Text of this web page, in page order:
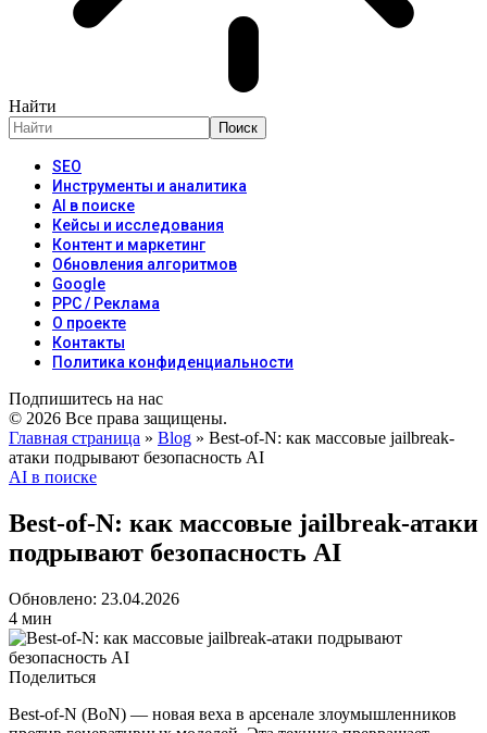
Найти
SEO
Инструменты и аналитика
AI в поиске
Кейсы и исследования
Контент и маркетинг
Обновления алгоритмов
Google
PPC / Реклама
О проекте
Контакты
Политика конфиденциальности
Подпишитесь на нас
© 2026 Все права защищены.
Главная страница » Blog » Best-of-N: как массовые jailbreak-
атаки подрывают безопасность AI
AI в поиске
Best-of-N: как массовые jailbreak-атаки
подрывают безопасность AI
Обновлено: 23.04.2026
4 мин
Поделиться
Best-of-N (BoN) — новая веха в арсенале злоумышленников